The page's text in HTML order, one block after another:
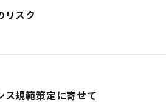
リスク
ス規範策定に寄せて